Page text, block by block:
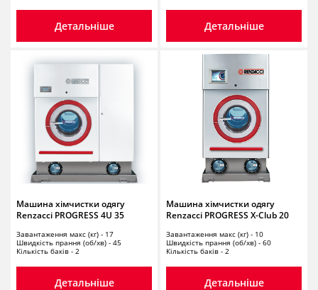
Детальніше Детальніше
Машина хімчистки одягу
Renzacci PROGRESS 4U 35
Завантаження макс (кг) - 17
Швидкість прання (об/хв) - 45
Кількість баків - 2
Детальніше
Машина хімчистки одягу
Renzacci PROGRESS X-Club 20
Завантаження макс (кг) - 10
Швидкість прання (об/хв) - 60
Кількість баків - 2
Детальніше